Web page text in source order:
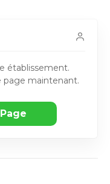
établissement.
page maintenant.